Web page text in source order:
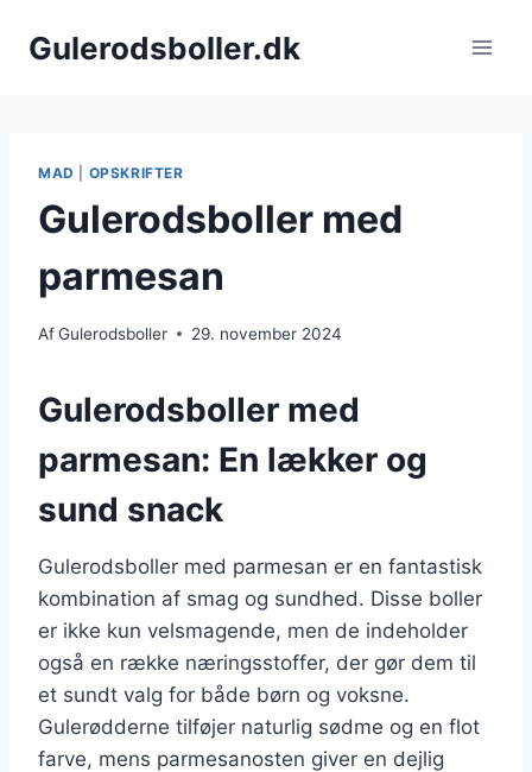
Gulerodsboller.dk
MAD OPSKRIFTER
Gulerodsboller med
parmesan
AfGulerodsboller 29. november 2024
Gulerodsboller med
parmesan: En lækker og
sund snack
Gulerodsboller med parmesan er en fantastisk
kombination af smag og sundhed. Disse boller
er ikke kun velsmagende, men de indeholder
også en række næringsstoffer, der gør dem til
et sundt valg for både børn og voksne.
Gulerødderne tilføjer naturlig sødme og en flot
farve, mens parmesanosten giver en dejlig